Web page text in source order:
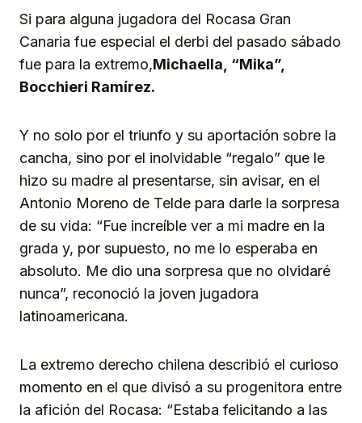
Si para alguna jugadora del Rocasa Gran
Canaria fue especial el derbi del pasado sábado
fue para la extremo,Michaella, “Mika”,
Bocchieri Ramírez.
Y no solo por el triunfo y su aportación sobre la
cancha, sino por el inolvidable “regalo” que le
hizo su madre al presentarse, sin avisar, en el
Antonio Moreno de Telde para darle la sorpresa
de su vida: “Fue increíble ver a mi madre en la
grada y, por supuesto, no me lo esperaba en
absoluto. Me dio una sorpresa que no olvidaré
nunca”, reconoció la joven jugadora
latinoamericana.
La extremo derecho chilena describió el curioso
momento en el que divisó a su progenitora entre
la afición del Rocasa: “Estaba felicitando a las